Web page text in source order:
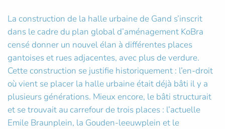
La construction de la halle urbaine de Gand s’inscrit
dans le cadre du plan global d’aménagement KoBra
censé donner un nouvel élan à différentes places
gantoises et rues adjacentes, avec plus de verdure.
Cette construction se justifie historiquement : l’en-droit
où vient se placer la halle urbaine était déjà bâti il y a
plusieurs générations. Mieux encore, le bâti structurait
et se trouvait au carrefour de trois places : l’actuelle
Emile Braunplein, la Gouden-leeuwplein et le